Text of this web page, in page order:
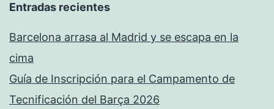
Entradas recientes
Barcelona arrasa al Madrid y se escapa en la
cima
Guía de Inscripción para el Campamento de
Tecnificación del Barça 2026